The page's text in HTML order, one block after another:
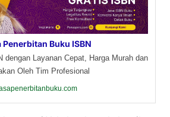
Penerbitan Buku ISBN
dengan Layanan Cepat, Harga Murah dan
Oleh Tim Profesional